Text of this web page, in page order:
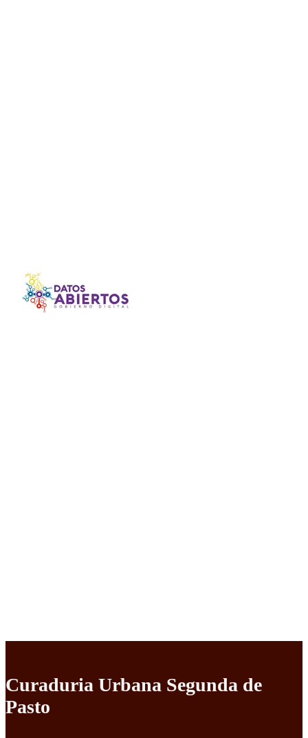
Curaduria Urbana Segunda de
Pasto